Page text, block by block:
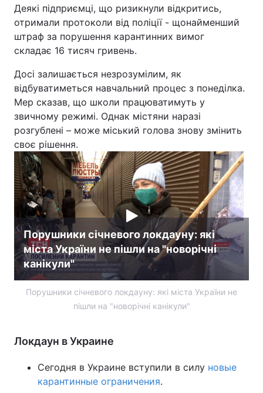
Деякі підприємці, що ризикнули відкритись,
отримали протоколи від поліції - щонайменший
штраф за порушення карантинних вимог
складає 16 тисяч гривень.
Досі залишається незрозумілим, як
відбуватиметься навчальний процес з понеділка.
Мер сказав, що школи працюватимуть у
звичному режимі. Однак містяни наразі
розгублені – може міський голова знову змінить
своє рішення.
Порушники січневого локдауну: які
міста України не пішли на "новорічні
канікули"
Порушники січневого локдауну: які міста України не
пішли на "новорічні канікули"
Локдаун в Украине
Сегодня в Украине вступили в силу новые
карантинные ограничения.